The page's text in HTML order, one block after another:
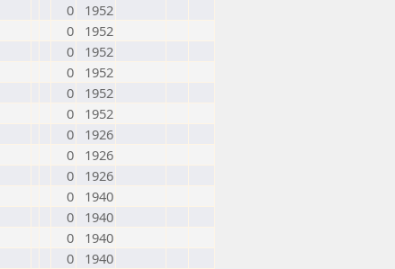
0
1952
0
1952
0
1952
0
1952
0
1952
0
1952
0
1926
0
1926
0
1926
0
1940
0
1940
0
1940
0
1940